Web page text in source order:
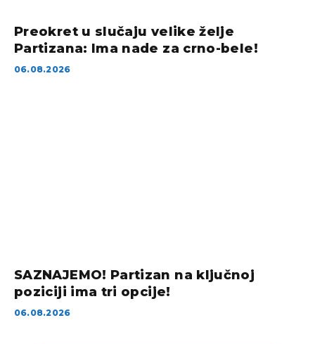
Preokret u slučaju velike želje
Partizana: Ima nade za crno-bele!
06.08.2026
SAZNAJEMO! Partizan na ključnoj
poziciji ima tri opcije!
06.08.2026